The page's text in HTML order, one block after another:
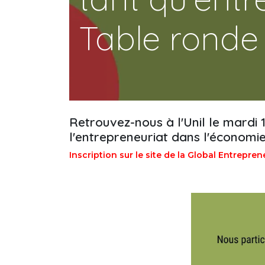
Table ronde
Retrouvez-nous à l'Unil le mardi
l'entrepreneuriat dans
Inscription sur le site de la Global